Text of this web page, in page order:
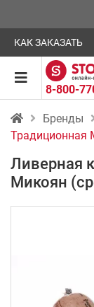
КАК ЗАКАЗАТЬ
8-800-
Бренды
Традиционная
Ливерная
Микоян